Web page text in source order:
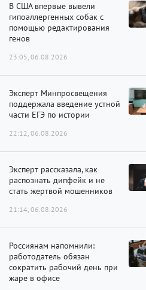
В США впервые вывели
гипоаллергенных собак с
помощью редактирования
генов
23:05, 06.08.2026
Эксперт Минпросвещения
поддержала введение устной
части ЕГЭ по истории
22:12, 06.08.2026
Эксперт рассказала, как
распознать дипфейк и не
стать жертвой мошенников
21:14, 06.08.2026
Россиянам напомнили:
работодатель обязан
сократить рабочий день при
жаре в офисе